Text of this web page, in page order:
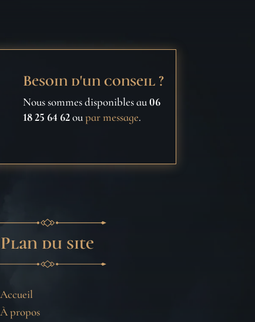
Besoin d'un conseil ?
Nous sommes disponibles au06
18 25 64 62oupar message.
Plan du site
Accueil
À propos